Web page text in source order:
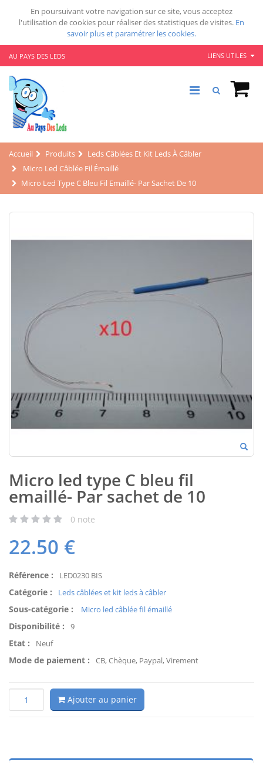
En poursuivant votre navigation sur ce site, vous acceptez
l'utilisation de cookies pour réaliser des statistiques de visites. En
savoir plus et paramétrer les cookies.
AU PAYS DES LEDS LIENS UTILES
Accueil Produits
Leds Câblées Et Kit Leds À Câbler
Micro Led Câblée Fil Émaillé
Micro Led Type C Bleu Fil Emaillé- Par Sachet De 10
Micro led type C bleu fil
emaillé- Par sachet de 10
0 note
22.50 €
Référence : LED0230 BIS
Catégorie : Leds câblées et kit leds à câbler
Sous-catégorie : Micro led câblée fil émaillé
Disponibilité : 9
Etat : Neuf
Mode de paiement : CB, Chèque, Paypal, Virement
Ajouter au panier